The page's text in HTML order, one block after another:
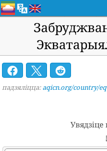
падзяліцца: aqicn.org/country/
Увядзіце